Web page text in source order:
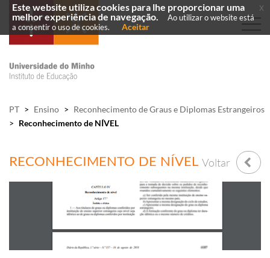
PT > Ensino > Reconhecimento de Graus e Diplomas Estrangeiros
> Reconhecimento de NÍVEL
RECONHECIMENTO DE NÍVEL Voltar
Este website utiliza cookies para lhe proporcionar uma
melhor experiência de navegação.
Ao utilizar o website está
a consentir o uso de cookies.
Aceitar
x